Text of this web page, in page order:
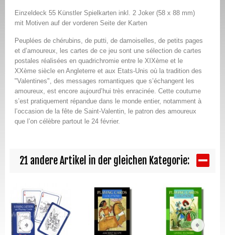
Einzeldeck 55 Künstler Spielkarten inkl. 2 Joker (58 x 88 mm)
mit Motiven auf der vorderen Seite der Karten
Peuplées de chérubins, de putti, de damoiselles, de petits pages
et d’amoureux, les cartes de ce jeu sont une sélection de cartes
postales réalisées en quadrichromie entre le XIXème et le
XXème siècle en Angleterre et aux Etats-Unis où la tradition des
"Valentines", des messages romantiques que s’échangent les
amoureux, est encore aujourd’hui très enracinée. Cette coutume
s’est pratiquement répandue dans le monde entier, notamment à
l’occasion de la fête de Saint-Valentin, le patron des amoureux
que l’on célèbre partout le 24 février.
21 andere Artikel in der gleichen Kategorie: